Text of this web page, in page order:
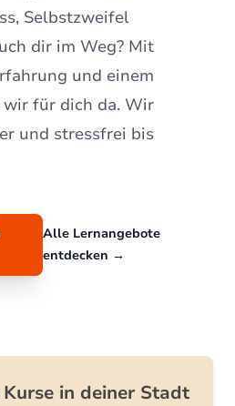
Selbstzweifel
dir im Weg? Mit
und einem
für dich da. Wir
und stressfrei bis
Alle Lernangebote
entdecken →
in deiner Stadt